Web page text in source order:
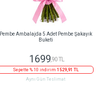
Pembe Ambalajda 5 Adet Pembe Şakayık
Buketi
1699 ,90 TL
Sepette % 10 indirim 1529,91 TL
Aynı Gün Teslimat